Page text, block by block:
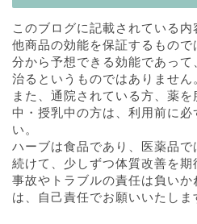
このブログに記載されている
他商品の効能を保証するもの
分から予想できる効能であっ
治るというものではありません
また、通院されている方、薬
中・授乳中の方は、利用前に必
い。
ハーブは食品であり、医薬品
続けて、少しずつ体質改善を期
事故やトラブルの責任は負い
は、自己責任でお願いいたしま